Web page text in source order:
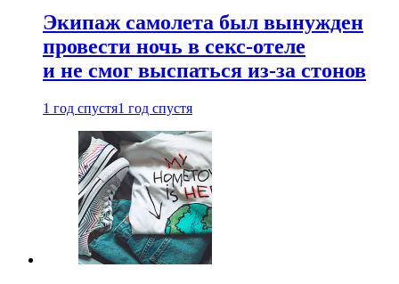
Экипаж самолета был вынужден
провести ночь в секс-отеле
и не смог выспаться из-за стонов
1 год спустя1 год спустя